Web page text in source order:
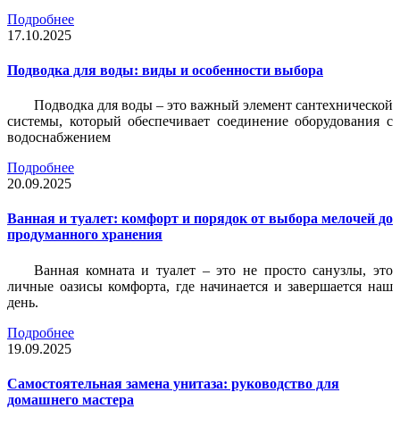
Подробнее
17.10.2025
Подводка для воды: виды и особенности выбора
Подводка для воды – это важный элемент сантехнической
системы, который обеспечивает соединение оборудования с
водоснабжением
Подробнее
20.09.2025
Ванная и туалет: комфорт и порядок от выбора мелочей до
продуманного хранения
Ванная комната и туалет – это не просто санузлы, это
личные оазисы комфорта, где начинается и завершается наш
день.
Подробнее
19.09.2025
Самостоятельная замена унитаза: руководство для
домашнего мастера